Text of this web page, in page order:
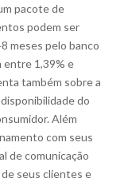
pacote de
podem ser
meses pelo banco
entre 1,39% e
também sobre a
do
Além
com seus
de comunicação
seus clientes e